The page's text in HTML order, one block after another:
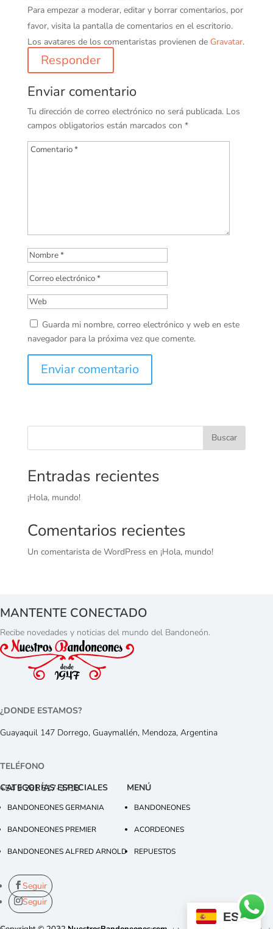
Para empezar a moderar, editar y borrar comentarios, por
favor, visita la pantalla de comentarios en el escritorio.
Los avatares de los comentaristas provienen de Gravatar.
Responder
Enviar comentario
Tu dirección de correo electrónico no será publicada. Los
campos obligatorios están marcados con *
Guarda mi nombre, correo electrónico y web en este
navegador para la próxima vez que comente.
Buscar
Entradas recientes
¡Hola, mundo!
Comentarios recientes
Un comentarista de WordPress en ¡Hola, mundo!
MANTENTE CONECTADO
Recibe novedades y noticias del mundo del Bandoneón.
¿DONDE ESTAMOS?
Guayaquil 147 Dorrego, Guaymallén, Mendoza, Argentina
TELÉFONO
+54 9 261 517-3718
CATEGORÍAS ESPECIALES
BANDONEONES GERMANIA
BANDONEONES PREMIER
BANDONEONES ALFRED ARNOLD
MENÚ
BANDONEONES
ACORDEONES
REPUESTOS
Seguir
Seguir
ES